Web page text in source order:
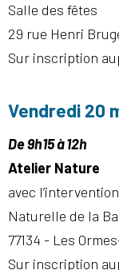
Salle des fêtes
29 rue Henri
Sur inscription
Vendredi 20
De 9h15 à 12h
Atelier Nature
avec
Naturelle de la
77134 - Les
Sur inscription